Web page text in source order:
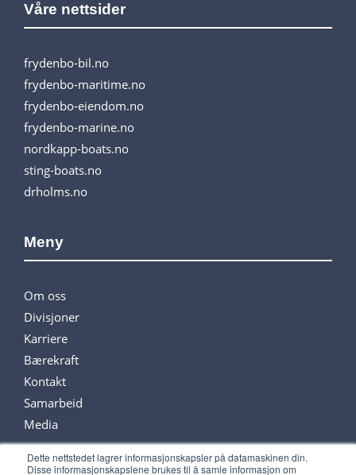
Dette nettstedet lagrer informasjonskapsler på datamaskinen din.
Disse informasjonskapslene brukes til å samle informasjon om
Våre nettsider
frydenbo-bil.no
frydenbo-maritime.no
frydenbo-eiendom.no
frydenbo-marine.no
nordkapp-boats.no
sting-boats.no
drholms.no
Meny
Om oss
Divisjoner
Karriere
Bærekraft
Kontakt
Samarbeid
Media